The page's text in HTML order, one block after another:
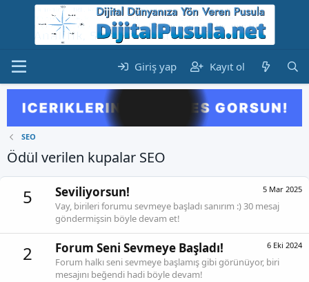
Giriş yap Kayıt ol
SEO
Ödül verilen kupalar SEO
5 5 Mar 2025
Seviliyorsun!
Vay, birileri forumu sevmeye başladı sanırım :) 30 mesaj
göndermişsin böyle devam et!
2 6 Eki 2024
Forum Seni Sevmeye Başladı!
Forum halkı seni sevmeye başlamış gibi görünüyor, biri
mesajını beğendi hadi böyle devam!